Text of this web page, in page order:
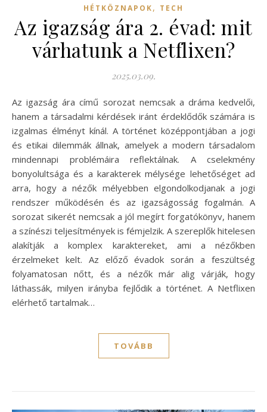
HÉTKÖZNAPOK, TECH
Az igazság ára 2. évad: mit
várhatunk a Netflixen?
2025.03.09.
Az igazság ára című sorozat nemcsak a dráma kedvelői,
hanem a társadalmi kérdések iránt érdeklődők számára is
izgalmas élményt kínál. A történet középpontjában a jogi
és etikai dilemmák állnak, amelyek a modern társadalom
mindennapi problémáira reflektálnak. A cselekmény
bonyolultsága és a karakterek mélysége lehetőséget ad
arra, hogy a nézők mélyebben elgondolkodjanak a jogi
rendszer működésén és az igazságosság fogalmán. A
sorozat sikerét nemcsak a jól megírt forgatókönyv, hanem
a színészi teljesítmények is fémjelzik. A szereplők hitelesen
alakítják a komplex karaktereket, ami a nézőkben
érzelmeket kelt. Az előző évadok során a feszültség
folyamatosan nőtt, és a nézők már alig várják, hogy
láthassák, milyen irányba fejlődik a történet. A Netflixen
elérhető tartalmak…
TOVÁBB